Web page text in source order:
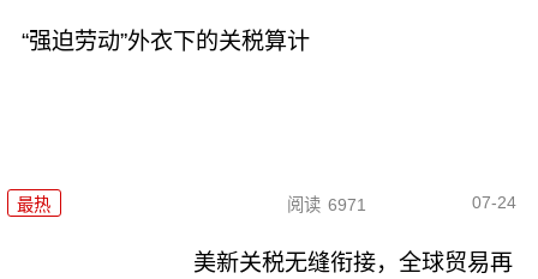
“强迫劳动”外衣下的关税算计
最热 阅读 6971 07-24
美新关税无缝衔接，全球贸易再